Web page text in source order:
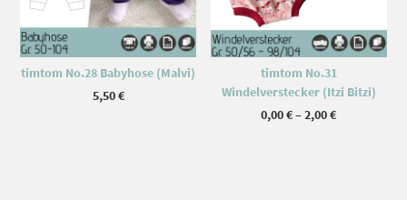
timtom No.28 Babyhose (Malvi)
5,50€
timtom No.31
Windelverstecker (Itzi Bitzi)
0,00€–2,00€Preisspanne: